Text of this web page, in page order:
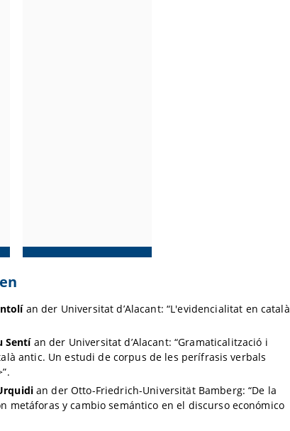
an der Universitat d’Alacant: “L'evidencialitat en català
Sentían der Universitat d’Alacant: “Gramaticalització i
antic. Un estudi de corpus de les perífrasis verbals
an der Otto-Friedrich-Universität Bamberg: “De la
metáforas y cambio semántico en el discurso económico